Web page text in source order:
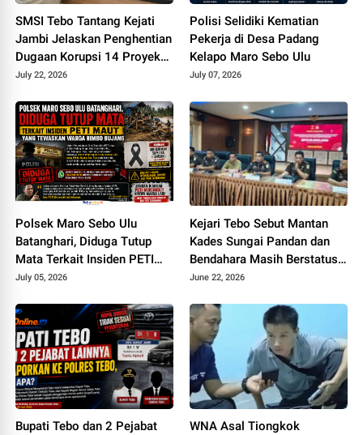
SMSI Tebo Tantang Kejati
Jambi Jelaskan Penghentian
Dugaan Korupsi 14 Proyek
DPUPR Tebo
July 22, 2026
Polisi Selidiki Kematian
Pekerja di Desa Padang
Kelapo Maro Sebo Ulu
July 07, 2026
Polsek Maro Sebo Ulu
Batanghari, Diduga Tutup
Mata Terkait Insiden PETI
Maut Yang Tewaskan Warga
July 05, 2026
Kejari Tebo Sebut Mantan
Kades Sungai Pandan dan
Bendahara Masih Berstatus
Saksi, Padahal Sudah Sita Rp
June 22, 2026
Bupati Tebo dan 2 Pejabat
WNA Asal Tiongkok